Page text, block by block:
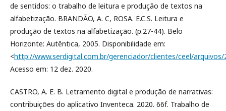
de sentidos: o trabalho de leitura e produção de textos na
alfabetização. BRANDÃO, A. C, ROSA. E.C.S. Leitura e
produção de textos na alfabetização. (p.27-44). Belo
Horizonte: Autêntica, 2005. Disponibilidade em:
<http://www.serdigital.com.br/gerenciador/clientes/ceel/arquivos/
Acesso em: 12 dez. 2020.
CASTRO, A. E. B. Letramento digital e produção de narrativas:
contribuições do aplicativo Inventeca. 2020. 66f. Trabalho de